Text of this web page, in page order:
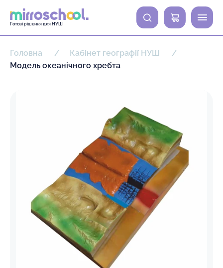
Готові рішення для НУШ
0
Головна
Кабінет географії НУШ
Модель океанічного хребта